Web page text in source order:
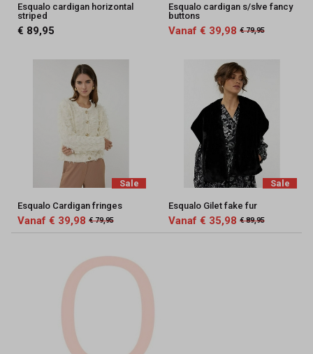
Esqualo cardigan horizontal
striped
€ 89,95
Esqualo cardigan s/slve fancy
buttons
Vanaf € 39,98 € 79,95
Sale
Esqualo Cardigan fringes
Vanaf € 39,98 € 79,95
Sale
Esqualo Gilet fake fur
Vanaf € 35,98 € 89,95